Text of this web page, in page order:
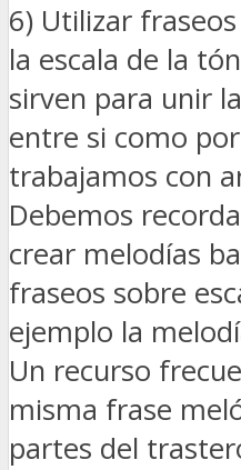
6) Utilizar
la escala de la
sirven para unir
entre si como
trabajamos con
Debemos
crear melodías
fraseos sobre
ejemplo la
Un recurso
misma frase
partes del